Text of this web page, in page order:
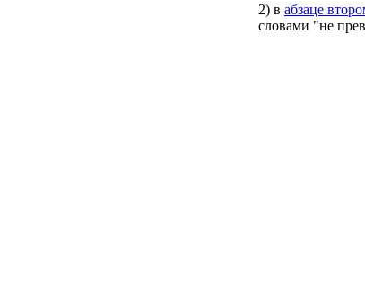
2) в абзаце
словами "не